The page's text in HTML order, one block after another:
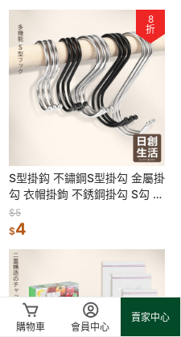
購物車 會員中心
賣家中心
8
折
S型掛鈎 不鏽鋼S型掛勾 金屬掛
勾 衣帽掛鉤 不銹鋼掛勾 S勾 廚
房掛勾 鐵鉤 掛鉤 掛勾
$5
$4